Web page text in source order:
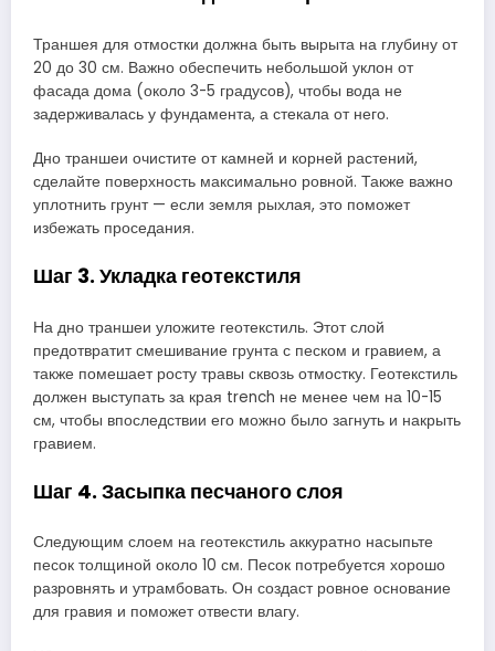
Траншея для отмостки должна быть вырыта на глубину от
20 до 30 см. Важно обеспечить небольшой уклон от
фасада дома (около 3-5 градусов), чтобы вода не
задерживалась у фундамента, а стекала от него.
Дно траншеи очистите от камней и корней растений,
сделайте поверхность максимально ровной. Также важно
уплотнить грунт — если земля рыхлая, это поможет
избежать проседания.
Шаг 3. Укладка геотекстиля
На дно траншеи уложите геотекстиль. Этот слой
предотвратит смешивание грунта с песком и гравием, а
также помешает росту травы сквозь отмостку. Геотекстиль
должен выступать за края trench не менее чем на 10-15
см, чтобы впоследствии его можно было загнуть и накрыть
гравием.
Шаг 4. Засыпка песчаного слоя
Следующим слоем на геотекстиль аккуратно насыпьте
песок толщиной около 10 см. Песок потребуется хорошо
разровнять и утрамбовать. Он создаст ровное основание
для гравия и поможет отвести влагу.